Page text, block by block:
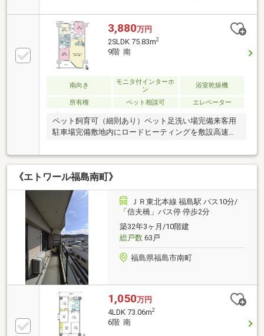
完備・タイヤ置場・宅配ボックス・ペット飼育可（細
則あり） 犬・猫１住戸2匹まで可・ペット足洗い場
完備・SECOMセキュリティシステム・ファンコンベク
ター標準装備 など・・・。
3,880万円
2SLDK 75.83m2
9階 南
南向き
モニタ付インターホ
ン
浴室乾燥機
所有権 ペット相談可 エレベーター
ペット飼育可（細則あり）ペット足洗い場完備来客用
駐車場完備敷地内にロードヒーティングを敷設高速光
使用料は管理費に含む）24時間受取可能な宅配ボック
ス完備ファンコンベクター標準装備二重サッシ外壁断
熱ゲストルーム完備SECOMセキュリティシステム防犯
カメラ雪庇対策
《エトワール福島南町》
ＪＲ東北本線 福島駅 バス10分/
「信夫橋」バス停 停歩2分
築32年3ヶ月/10階建
総戸数63戸
福島県福島市南町
1,050万円
4LDK 73.06m2
6階 南